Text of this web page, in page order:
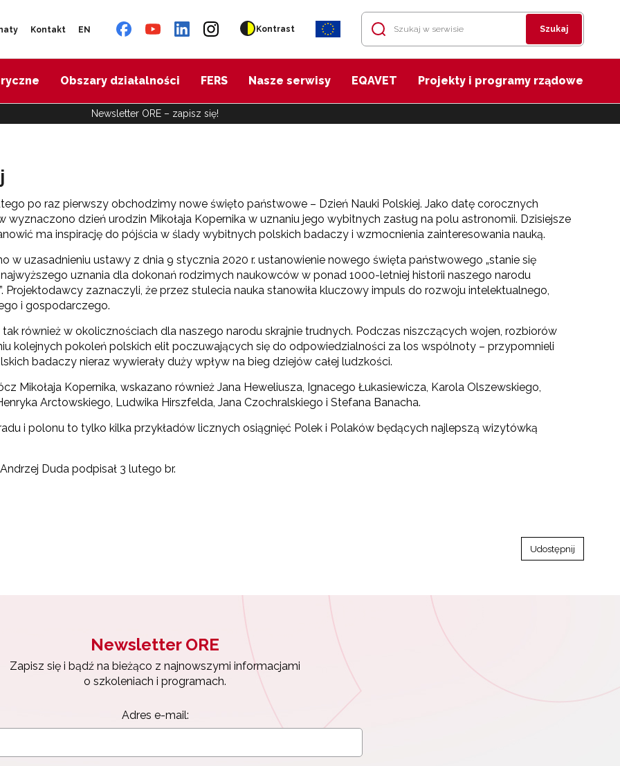
Kontakt EN Kontrast Szukaj
Obszary działalności FERS Nasze serwisy EQAVET Projekty i programy rządowe
Newsletter ORE – zapisz się!
po raz pierwszy obchodzimy nowe święto państwowe – Dzień Nauki Polskiej. Jako datę corocznych
wyznaczono dzień urodzin Mikołaja Kopernika w uznaniu jego wybitnych zasług na polu astronomii. Dzisiejsze
ma inspirację do pójścia w ślady wybitnych polskich badaczy i wzmocnienia zainteresowania nauką.
w uzasadnieniu ustawy z dnia 9 stycznia 2020 r. ustanowienie nowego święta państwowego „stanie się
uznania dla dokonań rodzimych naukowców w ponad 1000-letniej historii naszego narodu
Projektodawcy zaznaczyli, że przez stulecia nauka stanowiła kluczowy impuls do rozwoju intelektualnego,
i gospodarczego.
tak również w okolicznościach dla naszego narodu skrajnie trudnych. Podczas niszczących wojen, rozbiorów
kolejnych pokoleń polskich elit poczuwających się do odpowiedzialności za los wspólnoty – przypomnieli
badaczy nieraz wywierały duży wpływ na bieg dziejów całej ludzkości.
Mikołaja Kopernika, wskazano również Jana Heweliusza, Ignacego Łukasiewicza, Karola Olszewskiego,
Arctowskiego, Ludwika Hirszfelda, Jana Czochralskiego i Stefana Banacha.
i polonu to tylko kilka przykładów licznych osiągnięć Polek i Polaków będących najlepszą wizytówką
Duda podpisał 3 lutego br.
Udostępnij
Newsletter ORE
Zapisz się i bądź na bieżąco z najnowszymi informacjami
o szkoleniach i programach.
Adres e-mail: